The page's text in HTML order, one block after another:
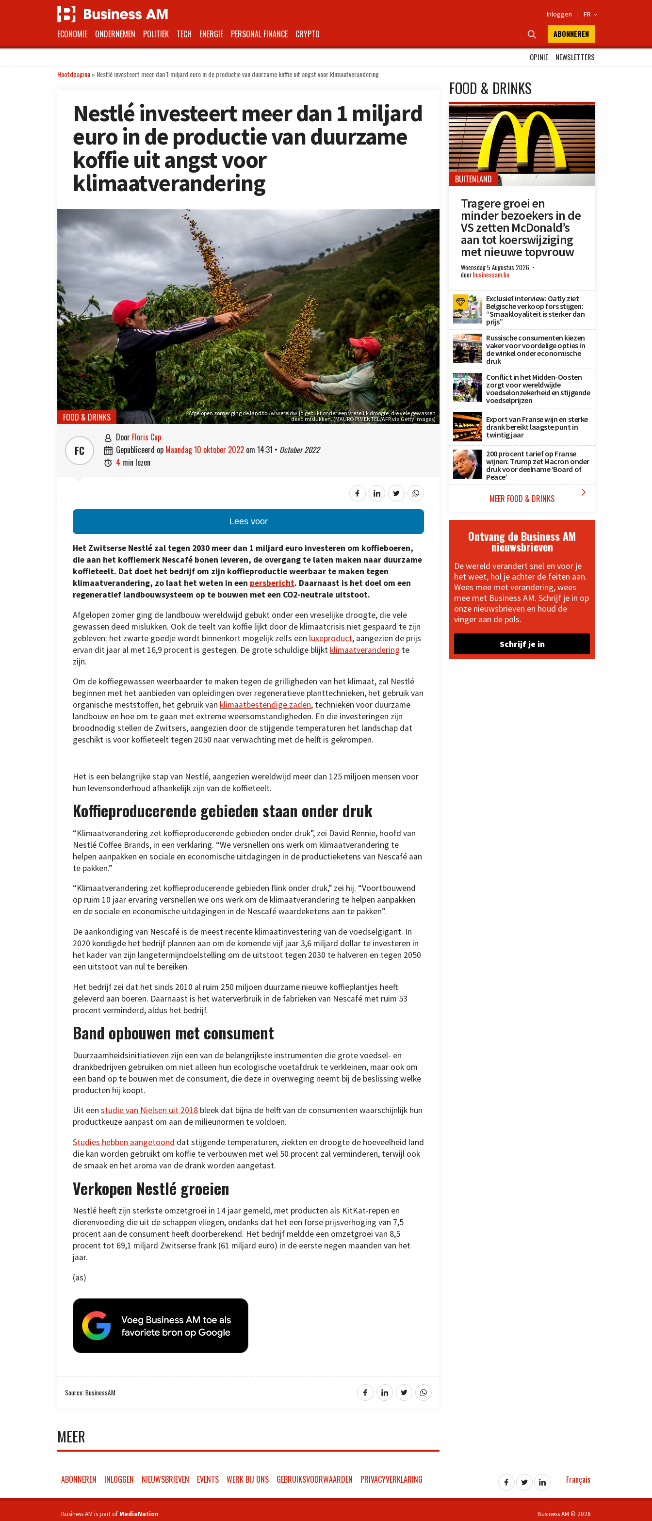
Inloggen | FR 
ECONOMIE ONDERNEMEN POLITIEK TECH ENERGIE PERSONAL FINANCE CRYPTO  ABONNEREN
OPINIE
NEWSLETTERS
Hoofdpagina» Nestlé investeert meer dan 1 miljard euro in de productie van duurzame koffie uit angst voor klimaatverandering
Nestlé investeert meer dan 1 miljard
euro in de productie van duurzame
koffie uit angst voor
klimaatverandering
Afgelopen zomer ging de landbouw wereldwijd gebukt onder een vreselijk droogte, die vele gewassen
deed mislukken. (MAURO PIMENTEL/AFP via Getty Images)
FOOD & DRINKS
FC
 door Floris Cup
 gepubliceerd op maandag 10 oktober 2022 om 14:31 • October 2022
 4 min lezen
Lees voor
Het Zwitserse Nestlé zal tegen 2030 meer dan 1 miljard euro investeren om koffieboeren,
die aan het koffiemerk Nescafé bonen leveren, de overgang te laten maken naar duurzame
koffieteelt. Dat doet het bedrijf om zijn koffieproductie weerbaar te maken tegen
klimaatverandering, zo laat het weten in een persbericht. Daarnaast is het doel om een
regeneratief landbouwsysteem op te bouwen met een CO2-neutrale uitstoot.
Afgelopen zomer ging de landbouw wereldwijd gebukt onder een vreselijke droogte, die vele
gewassen deed mislukken. Ook de teelt van koffie lijkt door de klimaatcrisis niet gespaard te zijn
gebleven: het zwarte goedje wordt binnenkort mogelijk zelfs een luxeproduct, aangezien de prijs
ervan dit jaar al met 16,9 procent is gestegen. De grote schuldige blijkt klimaatverandering te
zijn.
Om de koffiegewassen weerbaarder te maken tegen de grilligheden van het klimaat, zal Nestlé
beginnen met het aanbieden van opleidingen over regeneratieve planttechnieken, het gebruik van
organische meststoffen, het gebruik van klimaatbestendige zaden, technieken voor duurzame
landbouw en hoe om te gaan met extreme weersomstandigheden. En die investeringen zijn
broodnodig stellen de Zwitsers, aangezien door de stijgende temperaturen het landschap dat
geschikt is voor koffieteelt tegen 2050 naar verwachting met de helft is gekrompen.
Het is een belangrijke stap van Nestlé, aangezien wereldwijd meer dan 125 miljoen mensen voor
hun levensonderhoud afhankelijk zijn van de koffieteelt.
Koffieproducerende gebieden staan onder druk
“Klimaatverandering zet koffieproducerende gebieden onder druk”, zei David Rennie, hoofd van
Nestlé Coffee Brands, in een verklaring. “We versnellen ons werk om klimaatverandering te
helpen aanpakken en sociale en economische uitdagingen in de productieketens van Nescafé aan
te pakken.”
“Klimaatverandering zet koffieproducerende gebieden flink onder druk,” zei hij. “Voortbouwend
op ruim 10 jaar ervaring versnellen we ons werk om de klimaatverandering te helpen aanpakken
en de sociale en economische uitdagingen in de Nescafé waardeketens aan te pakken”.
De aankondiging van Nescafé is de meest recente klimaatinvestering van de voedselgigant. In
2020 kondigde het bedrijf plannen aan om de komende vijf jaar 3,6 miljard dollar te investeren in
het kader van zijn langetermijndoelstelling om de uitstoot tegen 2030 te halveren en tegen 2050
een uitstoot van nul te bereiken.
Het bedrijf zei dat het sinds 2010 al ruim 250 miljoen duurzame nieuwe koffieplantjes heeft
geleverd aan boeren. Daarnaast is het waterverbruik in de fabrieken van Nescafé met ruim 53
procent verminderd, aldus het bedrijf.
Band opbouwen met consument
Duurzaamheidsinitiatieven zijn een van de belangrijkste instrumenten die grote voedsel- en
drankbedrijven gebruiken om niet alleen hun ecologische voetafdruk te verkleinen, maar ook om
een band op te bouwen met de consument, die deze in overweging neemt bij de beslissing welke
producten hij koopt.
Uit een studie van Nielsen uit 2018 bleek dat bijna de helft van de consumenten waarschijnlijk hun
productkeuze aanpast om aan de milieunormen te voldoen.
Studies hebben aangetoond dat stijgende temperaturen, ziekten en droogte de hoeveelheid land
die kan worden gebruikt om koffie te verbouwen met wel 50 procent zal verminderen, terwijl ook
de smaak en het aroma van de drank worden aangetast.
Verkopen Nestlé groeien
Nestlé heeft zijn sterkste omzetgroei in 14 jaar gemeld, met producten als KitKat-repen en
dierenvoeding die uit de schappen vliegen, ondanks dat het een forse prijsverhoging van 7,5
procent aan de consument heeft doorberekend. Het bedrijf meldde een omzetgroei van 8,5
procent tot 69,1 miljard Zwitserse frank (61 miljard euro) in de eerste negen maanden van het
jaar.
(as)
Source: BusinessAM
MEER
FOOD & DRINKS
BUITENLAND
Tragere groei en
minder bezoekers in de
VS zetten McDonald’s
aan tot koerswijziging
met nieuwe topvrouw
Woensdag 5 Augustus 2026
doorbusinessam.be
Exclusief interview: Oatly ziet
Belgische verkoop fors stijgen:
“Smaakloyaliteit is sterker dan
prijs”
Russische consumenten kiezen
vaker voor voordelige opties in
de winkel onder economische
druk
Conflict in het Midden-Oosten
zorgt voor wereldwijde
voedselonzekerheid en stijgende
voedselprijzen
Export van Franse wijn en sterke
drank bereikt laagste punt in
twintig jaar
200 procent tarief op Franse
wijnen: Trump zet Macron onder
druk voor deelname ‘Board of
Peace’
MEER FOOD & DRINKS 
Ontvang de Business AM
nieuwsbrieven
De wereld verandert snel en voor je
het weet, hol je achter de feiten aan.
Wees mee met verandering, wees
mee met Business AM. Schrijf je in op
onze nieuwsbrieven en houd de
vinger aan de pols.
Schrijf je in
ABONNEREN INLOGGEN NIEUWSBRIEVEN EVENTS WERK BIJ ONS GEBRUIKSVOORWAARDEN PRIVACYVERKLARING Français
Business AM is part of MediaNation Business AM © 2026